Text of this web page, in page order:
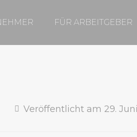
FÜR ARBEITGEBER
Veröffentlicht am 29.